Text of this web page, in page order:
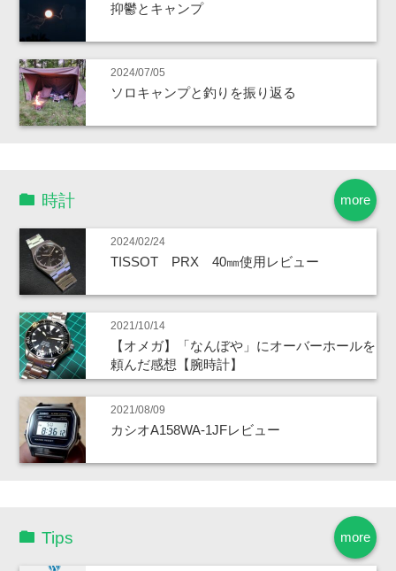
抑鬱とキャンプ
2024/07/05
ソロキャンプと釣りを振り返る
more
時計
2024/02/24
TISSOT PRX 40㎜使用レビュー
2021/10/14
【オメガ】「なんぼや」にオーバーホールを
頼んだ感想【腕時計】
2021/08/09
カシオA158WA-1JFレビュー
more
Tips